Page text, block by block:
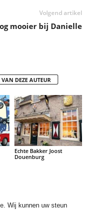
Volgend artikel
mooier bij Danielle
VAN DEZE AUTEUR
Echte Bakker Joost
Douenburg
Wij kunnen uw steun